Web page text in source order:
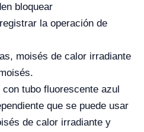
bloquear
la operación de
moisés de calor irradiante
con tubo fluorescente azul
que se puede usar
de calor irradiante y